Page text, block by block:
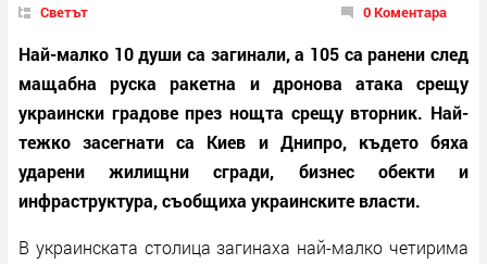
Светът 0 Коментара
Най-малко 10 души са загинали, а 105 са ранени след
мащабна руска ракетна и дронова атака срещу
украински градове през нощта срещу вторник. Най-
тежко засегнати са Киев и Днипро, където бяха
ударени жилищни сгради, бизнес обекти и
инфраструктура, съобщиха украинските власти.
В украинската столица загинаха най-малко четирима